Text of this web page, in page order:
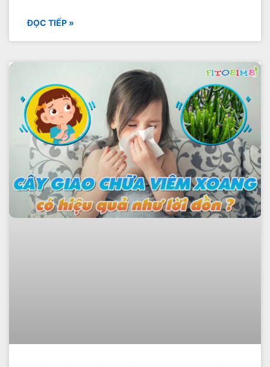
ĐỌC TIẾP »